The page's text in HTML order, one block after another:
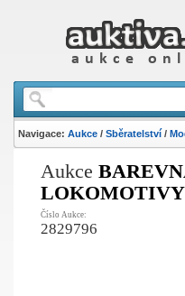
Navigace: Aukce/ Sběratelství/
Aukce
LOKOMOTIVY
Číslo Aukce:
2829796